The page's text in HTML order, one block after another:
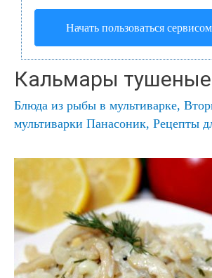
Начать пользоваться сервисом
Кальмары тушеные
Блюда из рыбы в мультиварке,
мультиварки Панасоник, Рецепты